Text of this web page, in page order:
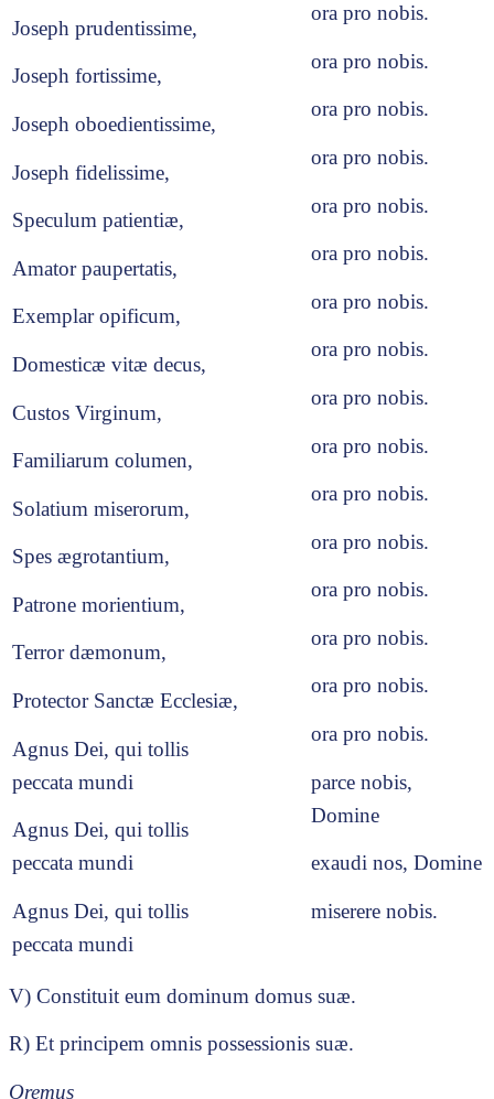
Joseph prudentissime,
Joseph fortissime,
Joseph oboedientissime,
Joseph fidelissime,
Speculum patientiæ,
Amator paupertatis,
Exemplar opificum,
Domesticæ vitæ decus,
Custos Virginum,
Familiarum columen,
Solatium miserorum,
Spes ægrotantium,
Patrone morientium,
Terror dæmonum,
Protector Sanctæ Ecclesiæ,
Agnus Dei, qui tollis
peccata mundi
Agnus Dei, qui tollis
peccata mundi
Agnus Dei, qui tollis
peccata mundi
ora pro nobis.
ora pro nobis.
ora pro nobis.
ora pro nobis.
ora pro nobis.
ora pro nobis.
ora pro nobis.
ora pro nobis.
ora pro nobis.
ora pro nobis.
ora pro nobis.
ora pro nobis.
ora pro nobis.
ora pro nobis.
ora pro nobis.
ora pro nobis.
parce nobis,
Domine
exaudi nos, Domine
miserere nobis.
V) Constituit eum dominum domus suæ.
R) Et principem omnis possessionis suæ.
Oremus